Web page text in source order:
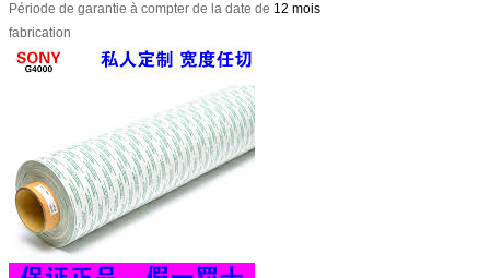
Période de garantie à compter de la date de
fabrication
12 mois